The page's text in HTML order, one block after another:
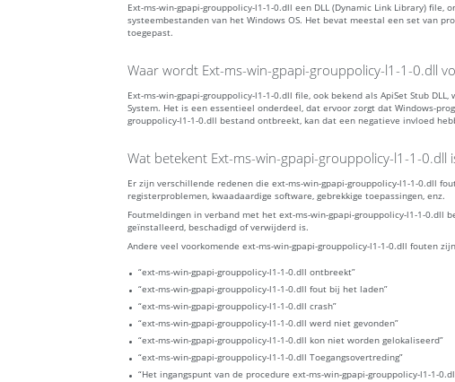
Ext-ms-win-gpapi-grouppolicy-l1-1-0.dll een DLL (Dynamic Link Library)
systeembestanden van het Windows OS. Het bevat meestal een set van
toegepast.
Waar wordt Ext-ms-win-gpapi-grouppolicy-l1-1-0.dll
Ext-ms-win-gpapi-grouppolicy-l1-1-0.dll file, ook bekend als ApiSet Stub
System. Het is een essentieel onderdeel, dat ervoor zorgt dat Windows-
grouppolicy-l1-1-0.dll bestand ontbreekt, kan dat een negatieve invloed
Wat betekent Ext-ms-win-gpapi-grouppolicy-l1-1-0.dll
Er zijn verschillende redenen die ext-ms-win-gpapi-grouppolicy-l1-1-0.dll
registerproblemen, kwaadaardige software, gebrekkige toepassingen, enz.
Foutmeldingen in verband met het ext-ms-win-gpapi-grouppolicy-l1-1-0.dll
geïnstalleerd, beschadigd of verwijderd is.
Andere veel voorkomende ext-ms-win-gpapi-grouppolicy-l1-1-0.dll fouten
“ext-ms-win-gpapi-grouppolicy-l1-1-0.dll ontbreekt”
“ext-ms-win-gpapi-grouppolicy-l1-1-0.dll fout bij het laden”
“ext-ms-win-gpapi-grouppolicy-l1-1-0.dll crash”
“ext-ms-win-gpapi-grouppolicy-l1-1-0.dll werd niet gevonden”
“ext-ms-win-gpapi-grouppolicy-l1-1-0.dll kon niet worden gelokaliseerd”
“ext-ms-win-gpapi-grouppolicy-l1-1-0.dll Toegangsovertreding”
“Het ingangspunt van de procedure ext-ms-win-gpapi-grouppolicy-l1-1-